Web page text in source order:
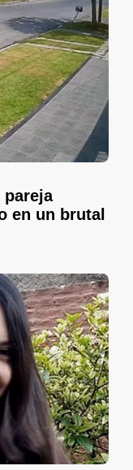
pareja
en un brutal